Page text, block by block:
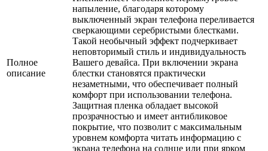
Полное
описание
напыление, благодаря которому
выключенный экран телефона переливается
сверкающими серебристыми блестками.
Такой необычный эффект подчеркивает
неповторимый стиль и индивидуальность
Вашего девайса. При включении экрана
блестки становятся практически
незаметными, что обеспечивает полный
комфорт при использовании телефона.
Защитная пленка обладает высокой
прозрачностью и имеет антибликовое
покрытие, что позволит с максимальным
уровнем комфорта читать информацию с
экрана телефона на солнце или при ярком